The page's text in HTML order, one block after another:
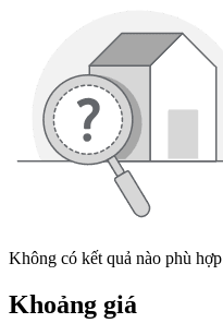
Không có kết quả nào phù hợp
Khoảng giá